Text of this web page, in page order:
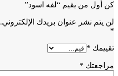
كن أول من يقيم “لفه اسود”
لن يتم نشر عنوان بريدك الإلكتروني.
*
تقييمك *
مراجعتك *